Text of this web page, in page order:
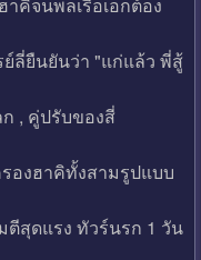
คิจนพลเรือเอกต้อง
ลี่ยืนยันว่า "แก่แล้ว พี่สู้
, คู่ปรับของสี่
องฮาคิทั้งสามรูปแบบ
ตีสุดแรง ทัวร์นรก 1 วัน